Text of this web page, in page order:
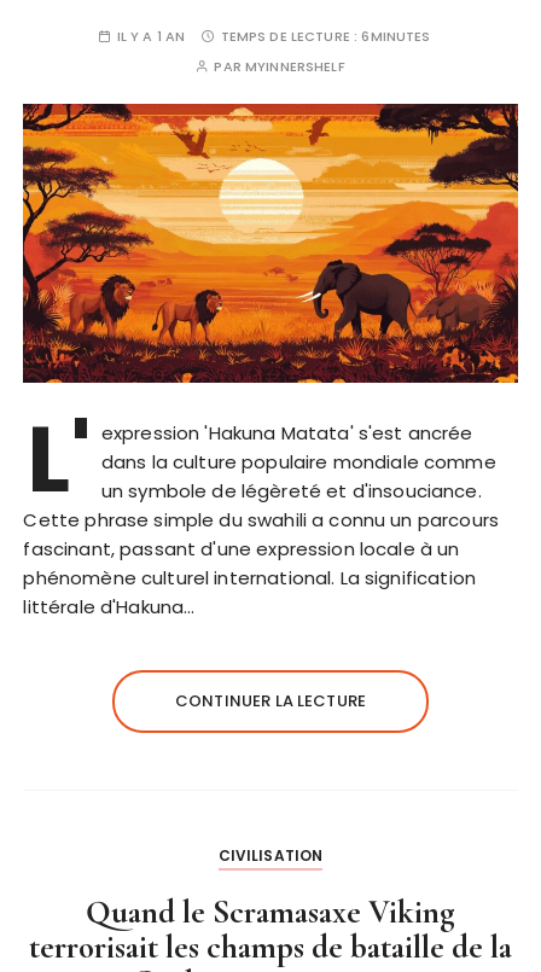
IL Y A 1 AN TEMPS DE LECTURE :6MINUTES
PAR MYINNERSHELF
L' expression 'Hakuna Matata' s'est ancrée
dans la culture populaire mondiale comme
un symbole de légèreté et d'insouciance.
Cette phrase simple du swahili a connu un parcours
fascinant, passant d'une expression locale à un
phénomène culturel international. La signification
littérale d'Hakuna…
CONTINUER LA LECTURE
CIVILISATION
Quand le Scramasaxe Viking
terrorisait les champs de bataille de la